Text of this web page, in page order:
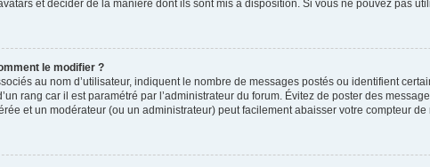
et décider de la manière dont ils sont mis à disposition. Si vous ne pouvez pas
le modifier ?
au nom d’utilisateur, indiquent le nombre de messages postés ou identifient
rang car il est paramétré par l’administrateur du forum. Évitez de poster des
et un modérateur (ou un administrateur) peut facilement abaisser votre compteur de